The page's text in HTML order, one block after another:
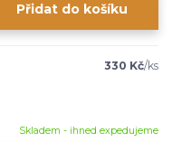
Přidat do košíku
330 Kč/ks
Skladem - ihned expedujeme